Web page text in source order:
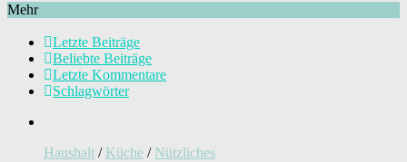
Mehr
Letzte Beiträge
Beliebte Beiträge
Letzte Kommentare
Schlagwörter
Haushalt / Küche / Nützliches